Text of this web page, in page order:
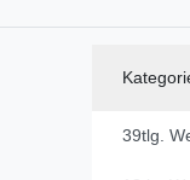
39tlg.